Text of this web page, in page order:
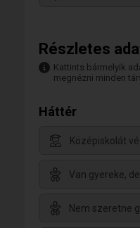
Részletes
Kattints bármelyik
megnézni minden
Háttér
Középiskolát
Van gyereke,
Nem szeretne